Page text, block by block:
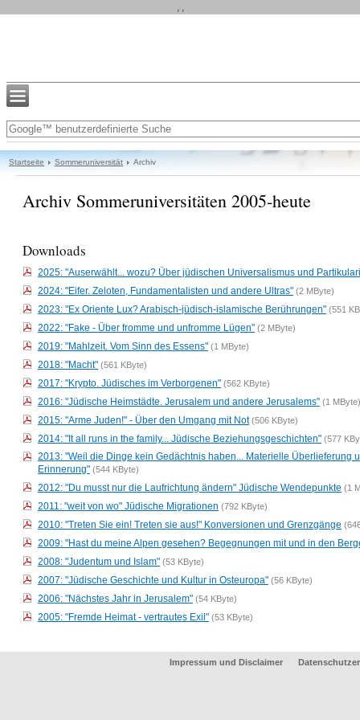
, ,
Startseite Sommeruniversität Archiv
Archiv Sommeruniversitäten 2005-heute
Downloads
2025: "Auserwählt... wozu? Über jüdischen Universalismus und
2024: "Eifer. Zeloten, Fundamentalisten und andere Ultras" (2 MByte)
2023: "Ex Oriente Lux? Arabisch-jüdisch-islamische Berührungen" (551
2022: "Fake - Über fromme und unfromme Lügen" (2 MByte)
2019: "Mahlzeit. Vom Sinn des Essens" (1 MByte)
2018: "Macht" (561 KByte)
2017: "Krypto. Jüdisches im Verborgenen" (562 KByte)
2016: "Jüdische Heimstädte. Jerusalem und andere Jerusalems" (1 MByte)
2015: "Arme Juden!" - Über den Umgang mit Not (506 KByte)
2014: "It all runs in the family... Jüdische Beziehungsgeschichten" (577
2013: "Weil die Dinge kein Gedächtnis haben... Materielle Überlieferung
Erinnerung" (544 KByte)
2012: "Du musst nur die Laufrichtung ändern" Jüdische Wendepunkte (1
2011: "weit von wo" Jüdische Migrationen (792 KByte)
2010: "Treten Sie ein! Treten sie aus!" Konversionen und Grenzgänge
2009: "Hast du meine Alpen gesehen? Begegnungen mit und in den
2008: "Judentum und Islam" (53 KByte)
2007: "Jüdische Geschichte und Kultur in Osteuropa" (56 KByte)
2006: "Nächstes Jahr in Jerusalem" (54 KByte)
2005: "Fremde Heimat - vertrautes Exil" (53 KByte)
Impressum und Disclaimer